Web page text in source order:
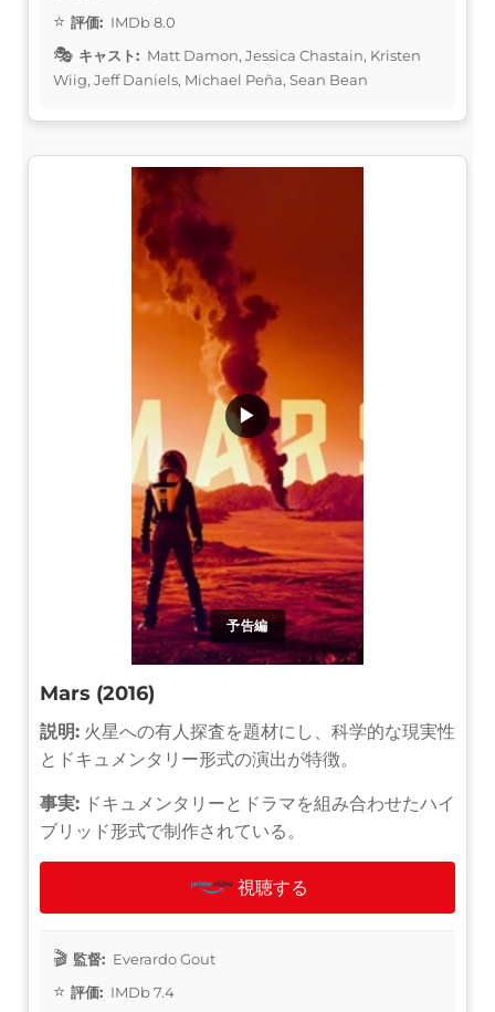
評価: IMDb 8.0
キャスト: Matt Damon, Jessica Chastain, Kristen
Wiig, Jeff Daniels, Michael Peña, Sean Bean
予告編
▶
Mars (2016)
説明: 火星への有人探査を題材にし、科学的な現実性
とドキュメンタリー形式の演出が特徴。
事実: ドキュメンタリーとドラマを組み合わせたハイ
ブリッド形式で制作されている。
視聴する
監督: Everardo Gout
評価: IMDb 7.4